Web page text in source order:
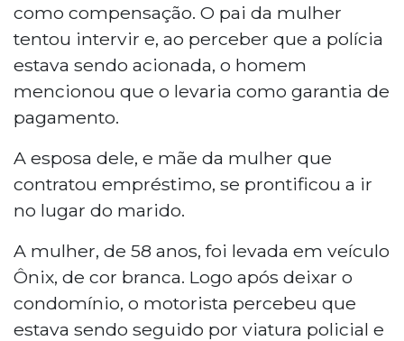
como compensação. O pai da mulher
tentou intervir e, ao perceber que a polícia
estava sendo acionada, o homem
mencionou que o levaria como garantia de
pagamento.
A esposa dele, e mãe da mulher que
contratou empréstimo, se prontificou a ir
no lugar do marido.
A mulher, de 58 anos, foi levada em veículo
Ônix, de cor branca. Logo após deixar o
condomínio, o motorista percebeu que
estava sendo seguido por viatura policial e